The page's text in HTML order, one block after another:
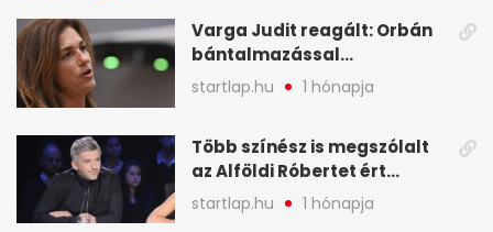
Varga Judit reagált: Orbán
bántalmazással
kapcsolatban emlegette - A
hét legfontosabb hírei
startlap.hu 1 hónapja
Több színész is megszólalt
az Alföldi Róbertet ért
vádakról - A hét
legfontosabb hírei
startlap.hu 1 hónapja